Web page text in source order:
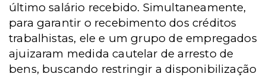
último salário recebido. Simultaneamente,
para garantir o recebimento dos créditos
trabalhistas, ele e um grupo de empregados
ajuizaram medida cautelar de arresto de
bens, buscando restringir a disponibilização